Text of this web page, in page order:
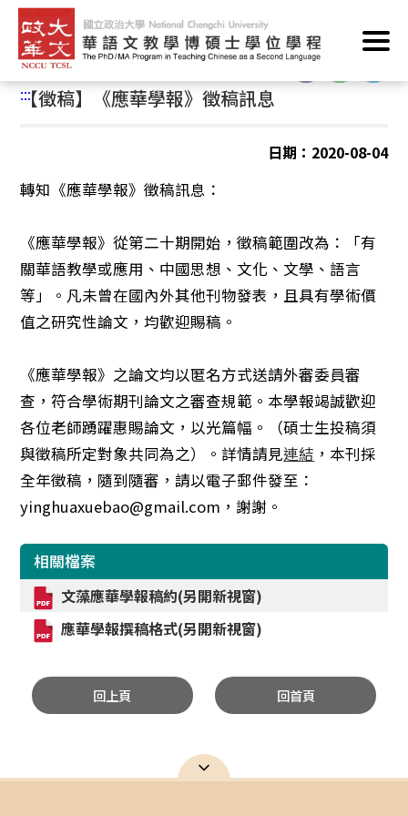
跳
到
主
要
內
首頁 / 系所公告/學術活動
:::
:::
【徵稿】《應華學報》徵稿訊息
日期：2020-08-04
轉知《應華學報》徵稿訊息：
《應華學報》從第二十期開始，徵稿範圍改為：「有
關華語教學或應用、中國思想、文化、文學、語言
等」。凡未曾在國內外其他刊物發表，且具有學術價
值之研究性論文，均歡迎賜稿。
《應華學報》之論文均以匿名方式送請外審委員審
查，符合學術期刊論文之審查規範。本學報竭誠歡迎
各位老師踴躍惠賜論文，以光篇幅。（碩士生投稿須
與徵稿所定對象共同為之）。詳情請見連結 ，本刊採
全年徵稿，隨到隨審，請以電子郵件發至：
yinghuaxuebao@gmail.com，謝謝。
相關檔案
文藻應華學報稿約(另開新視窗)
應華學報撰稿格式(另開新視窗)
回上頁 回首頁